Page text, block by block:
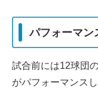
パフォーマン
試合前には12球団
がパフォーマンス